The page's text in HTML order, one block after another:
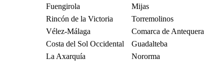
Fuengirola
Mijas
Rincón de la Victoria
Torremolinos
Vélez-Málaga
Comarca de Antequera
Costa del Sol Occidental
Guadalteba
La Axarquía
Nororma